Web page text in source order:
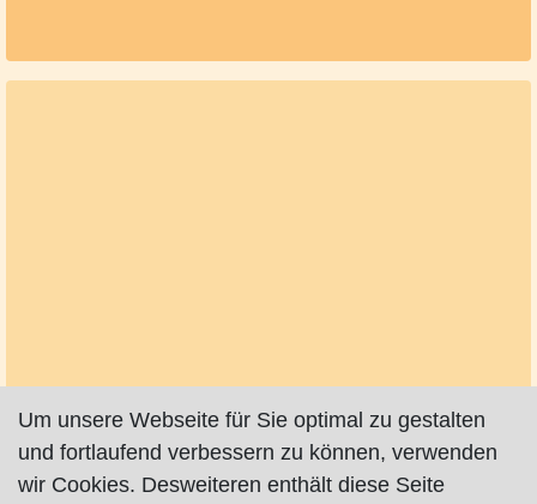
Um unsere Webseite für Sie optimal zu gestalten
und fortlaufend verbessern zu können, verwenden
wir Cookies. Desweiteren enthält diese Seite